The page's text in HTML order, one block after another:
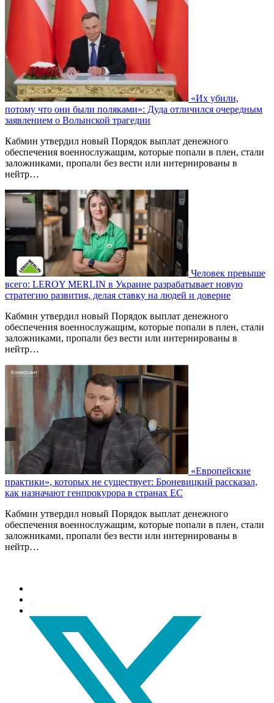
«Их убили,
потому что они были поляками»: Дуда отличился очередным
заявлением о Волынской трагедии
Кабмин утвердил новый Порядок выплат денежного
обеспечения военнослужащим, которые попали в плен, стали
заложниками, пропали без вести или интернированы в
нейтр…
Человек превыше
всего: LEROY MERLIN в Украине разрабатывает новую
стратегию развития, делая ставку на людей и доверие
Кабмин утвердил новый Порядок выплат денежного
обеспечения военнослужащим, которые попали в плен, стали
заложниками, пропали без вести или интернированы в
нейтр…
«Европейские
практики», которых не существует: Броневицкий рассказал,
как назначают генпрокурора в странах ЕС
Кабмин утвердил новый Порядок выплат денежного
обеспечения военнослужащим, которые попали в плен, стали
заложниками, пропали без вести или интернированы в
нейтр…